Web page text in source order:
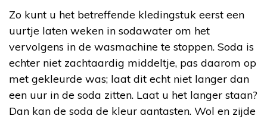
Zo kunt u het betreffende kledingstuk eerst een
uurtje laten weken in sodawater om het
vervolgens in de wasmachine te stoppen. Soda is
echter niet zachtaardig middeltje, pas daarom op
met gekleurde was; laat dit echt niet langer dan
een uur in de soda zitten. Laat u het langer staan?
Dan kan de soda de kleur aantasten. Wol en zijde